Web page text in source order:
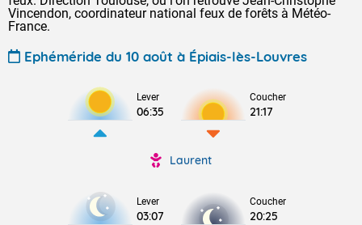
Vincendon, coordinateur national feux de forêts à Météo-
France.
Ephéméride du 10 août à Épiais-lès-Louvres
Lever
06:35
Coucher
21:17
Laurent
Lever
03:07
Coucher
20:25